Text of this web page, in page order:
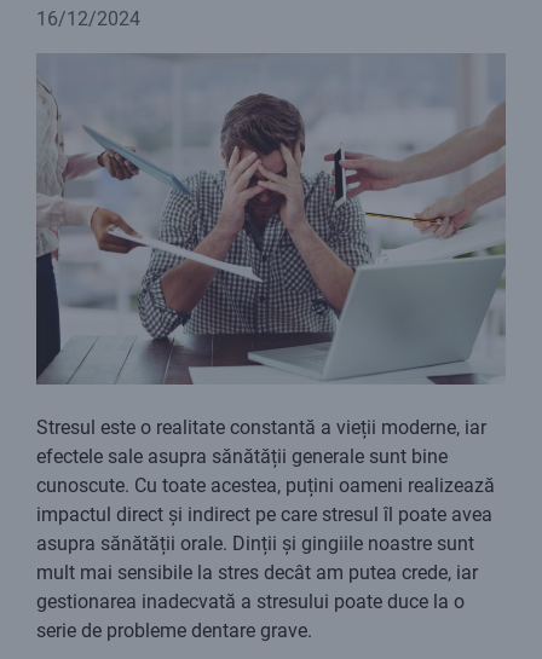
16/12/2024
Stresul este o realitate constantă a vieții moderne, iar
efectele sale asupra sănătății generale sunt bine
cunoscute. Cu toate acestea, puțini oameni realizează
impactul direct și indirect pe care stresul îl poate avea
asupra sănătății orale. Dinții și gingiile noastre sunt
mult mai sensibile la stres decât am putea crede, iar
gestionarea inadecvată a stresului poate duce la o
serie de probleme dentare grave.